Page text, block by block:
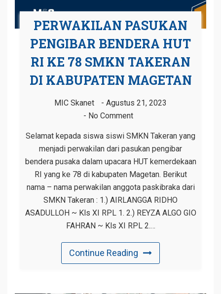
PERWAKILAN PASUKAN
PENGIBAR BENDERA HUT
RI KE 78 SMKN TAKERAN
DI KABUPATEN MAGETAN
MIC Skanet
Agustus 21, 2023
No Comment
Selamat kepada siswa siswi SMKN Takeran yang
menjadi perwakilan dari pasukan pengibar
bendera pusaka dalam upacara HUT kemerdekaan
RI yang ke 78 di kabupaten Magetan. Berikut
nama – nama perwakilan anggota paskibraka dari
SMKN Takeran : 1.) AIRLANGGA RIDHO
ASADULLOH ~ Kls XI RPL 1. 2.) REYZA ALGO GIO
FAHRAN ~ Kls XI RPL 2.…
Continue Reading